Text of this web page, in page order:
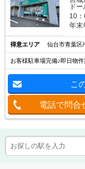
ド
10
年
得意エリア 仙台市青葉区
お客様駐車場完備♪即日物
こ
電話で問合